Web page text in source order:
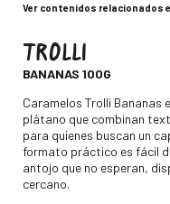
Ver contenidos relacionados
TROLLI
BANANAS 100G
Descripción
Caramelos Trolli Bananas
plátano que combinan
para quienes buscan un
formato práctico es fácil
antojo que no esperan,
cercano.